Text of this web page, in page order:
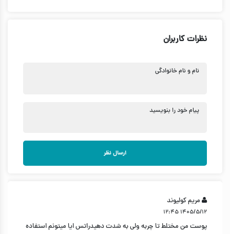
نظرات کاربران
نام و نام خانوادگی
پیام خود را بنویسید
ارسال نظر
مریم کولیوند
۱۴۰۵/۵/۱۲ ۱۲:۴۵
پوست من مختلط تا چربه ولی به شدت دهیدراتس ایا میتونم استفاده